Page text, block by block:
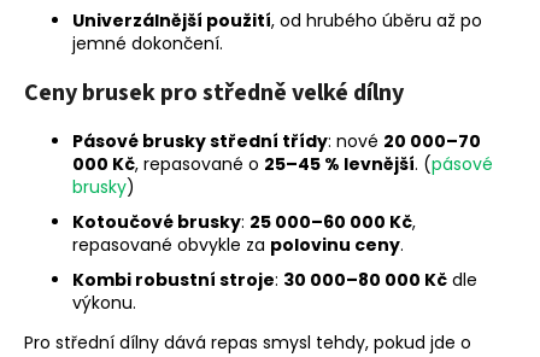
Univerzálnější použití, od hrubého úběru až po
jemné dokončení.
Ceny brusek pro středně velké dílny
Pásové brusky střední třídy: nové 20 000–70
000 Kč, repasované o 25–45 % levnější. (pásové
brusky)
Kotoučové brusky: 25 000–60 000 Kč,
repasované obvykle za polovinu ceny.
Kombi robustní stroje: 30 000–80 000 Kč dle
výkonu.
Pro střední dílny dává repas smysl tehdy, pokud jde o